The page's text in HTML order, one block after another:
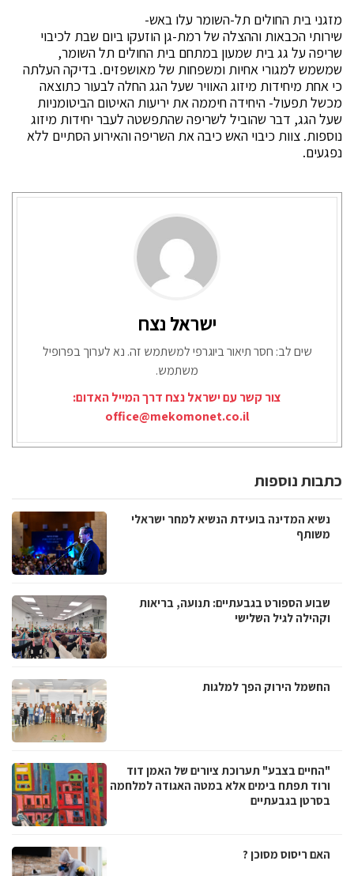
מזגני בית החולים תל-השומר עלו באש-
שירותי הכבאות וההצלה של רמת-גן הוזעקו ביום שבת לכיבוי
שריפה על גג בית שמעון במתחם בית החולים תל השומר,
שמשמש למגורי אחיות ומשפחות של מאושפזים. בדיקה העלתה
כי אחת מיחידות מיזוג האוויר שעל הגג החלה לבעור כתוצאה
מכשל תפעול- היחידה חיממה את יריעות האיטום הביטומניות
שעל הגג, דבר שהוביל לשריפה שהתפשטה לעבר יחידות מיזוג
נוספות. צוות כיבוי האש כיבה את השריפה והאירוע הסתיים ללא
נפגעים.
ישראל נצח
שים לב: חסר תיאור ביוגרפי למשתמש זה. נא לערוך בפרופיל
משתמש.
צור קשר עם ישראל נצח דרך המייל האדום:
office@mekomonet.co.il
כתבות נוספות
נשיא המדינה בועידת הנשיא למחר ישראלי
משותף
שבוע הספורט בגבעתיים: תנועה, בריאות
וקהילה לגיל השלישי
החשמל הירוק הפך למלגות
"החיים בצבע" תערוכת ציורים של האמן דוד
ורוד תפתח בימים אלא במטה האגודה למלחמה
בסרטן בגבעתיים
האם ריסוס מסוכן ?